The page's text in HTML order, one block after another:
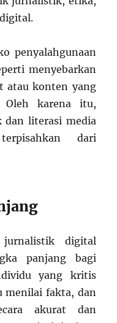
penyalahgunaan
menyebarkan
atau konten yang
Oleh karena itu,
literasi media
dari
jurnalistik digital
panjang bagi
yang kritis
menilai fakta, dan
akurat dan